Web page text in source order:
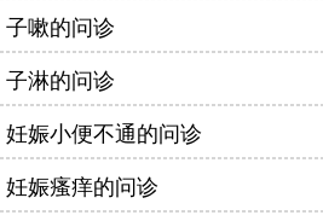
子嗽的问诊
子淋的问诊
妊娠小便不通的问诊
妊娠瘙痒的问诊